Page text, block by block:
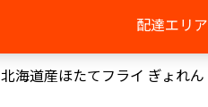
配達エリア
北海道産ほたてフライ ぎょれん